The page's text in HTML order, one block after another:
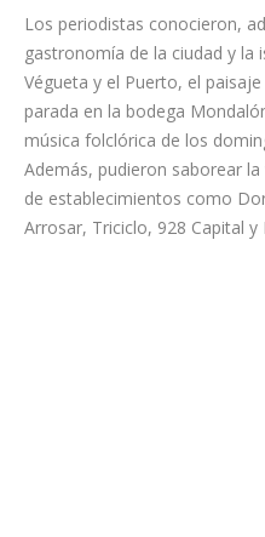
compañía aérea Binter, como
de Gran Canaria Gastrotrip´.
Los periodistas conocieron,
gastronomía de la ciudad y la
Végueta y el Puerto, el
parada en la bodega
música folclórica de los
Además, pudieron saborear
de establecimientos como